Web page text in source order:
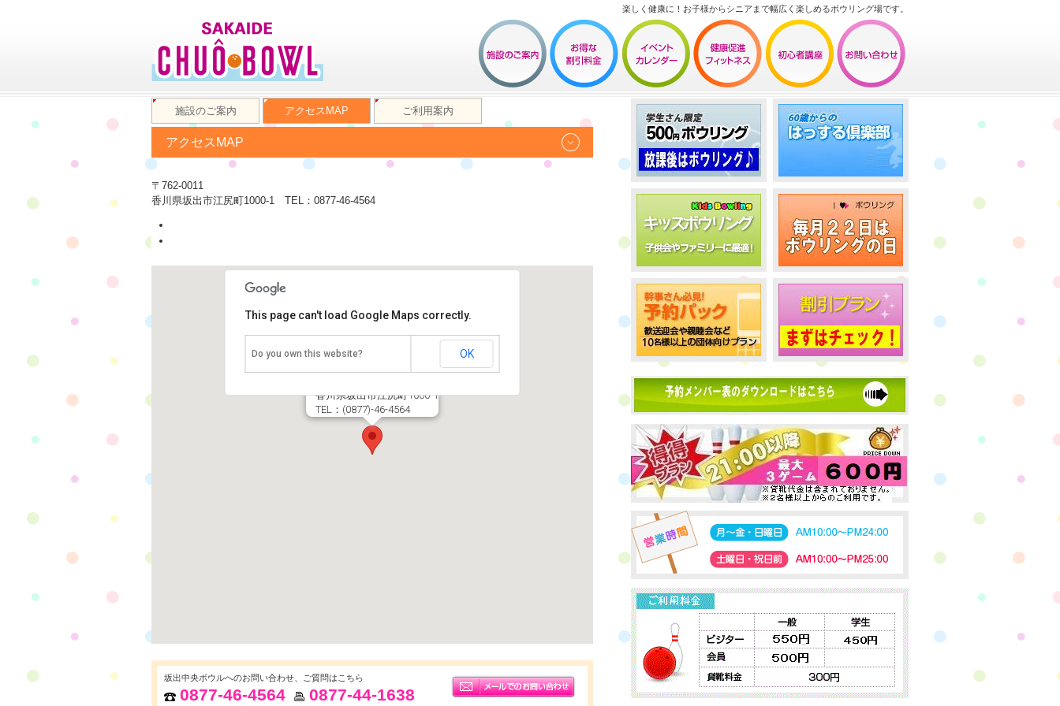
楽しく健康に！お子様からシニアまで幅広く楽しめるボウリング場です。
施設のご案内 アクセスMAP ご利用案内
アクセスMAP
〒762-0011
香川県坂出市江尻町1000-1 TEL：0877-46-4564
香川県坂出市江尻町1000-1
TEL：(0877)-46-4564
This page can't load Google Maps correctly.
Do you own this website? OK
坂出中央ボウルへのお問い合わせ、ご質問はこちら
0877-46-4564 0877-44-1638